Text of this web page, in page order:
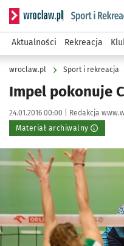
Serwis informacyjny
Aktualności Rekreacja
wroclaw.pl Sport i rekreacja
Impel pokonuje
Data publikacji:
24.01.2016 00:00 | Autor:
Redakcja
Materiał archiwalny
Kliknij, aby powiększyć